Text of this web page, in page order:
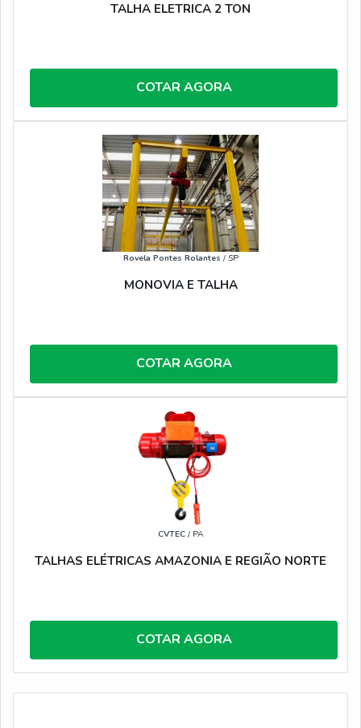
TALHA ELETRICA 2 TON
COTAR AGORA
Rovela Pontes Rolantes / SP
MONOVIA E TALHA
COTAR AGORA
CVTEC/ PA
TALHAS ELÉTRICAS AMAZONIA E REGIÃO NORTE
COTAR AGORA